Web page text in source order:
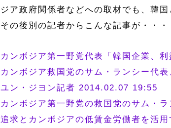
ジア政府関係者などへの取材でも、韓
その後別の記者からこんな記事が・・・
カンボジア第一野党代表「韓国企業、利
カンボジア救国党のサム・ランシー代
ユン・ジヨン記者 2014.02.07 19:55
カンボジア第一野党の救国党のサム・
追求とカンボジアの低賃金労働者を活